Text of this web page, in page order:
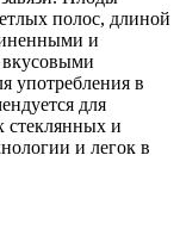
полос, длиной
и
употребления в
для
стеклянных и
и легок в